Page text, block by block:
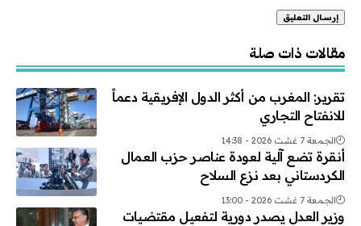
مقالات ذات صلة
تقرير: المغرب من أكثر الدول الإفريقية دعماً
للانفتاح التجاري
الجمعة 7 غشت 2026 - 14:38
أنقرة تضع آلية لعودة عناصر حزب العمال
الكردستاني بعد نزع السلاح
الجمعة 7 غشت 2026 - 13:00
وزير العدل يصدر دورية لتفعيل مقتضيات